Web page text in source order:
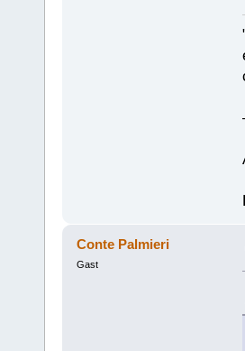
Conte Palmieri
Gast